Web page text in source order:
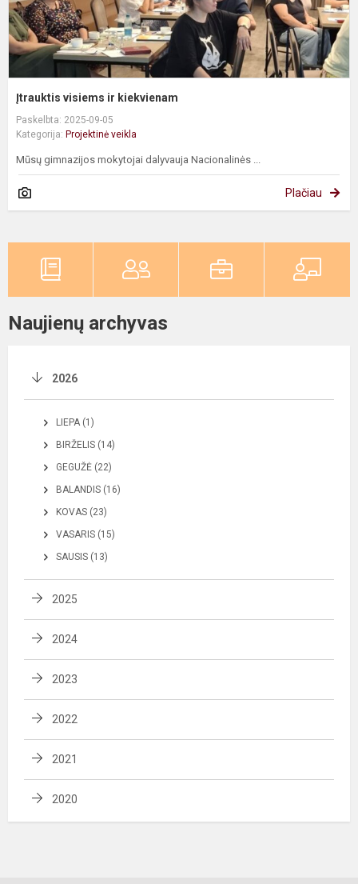
Įtrauktis visiems ir kiekvienam
Paskelbta: 2025-09-05
Kategorija: Projektinė veikla
Mūsų gimnazijos mokytojai dalyvauja Nacionalinės ...
Plačiau
Naujienų archyvas
2026
LIEPA (1)
BIRŽELIS (14)
GEGUŽĖ (22)
BALANDIS (16)
KOVAS (23)
VASARIS (15)
SAUSIS (13)
2025
2024
2023
2022
2021
2020